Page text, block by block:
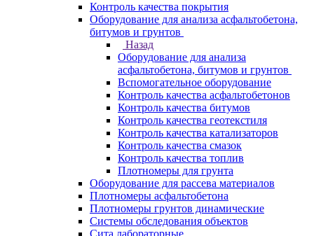
Контроль качества покрытия
Оборудование для анализа асфальтобетона,
битумов и грунтов
Назад
Оборудование для анализа
асфальтобетона, битумов и грунтов
Вспомогательное оборудование
Контроль качества асфальтобетонов
Контроль качества битумов
Контроль качества геотекстиля
Контроль качества катализаторов
Контроль качества смазок
Контроль качества топлив
Плотномеры для грунта
Оборудование для рассева материалов
Плотномеры асфальтобетона
Плотномеры грунтов динамические
Системы обследования объектов
Сита лабораторные